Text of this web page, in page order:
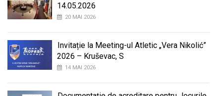
14.05.2026
20 MAI 2026
Invitație la Meeting-ul Atletic „Vera Nikolić”
2026 – Kruševac, S
14 MAI 2026